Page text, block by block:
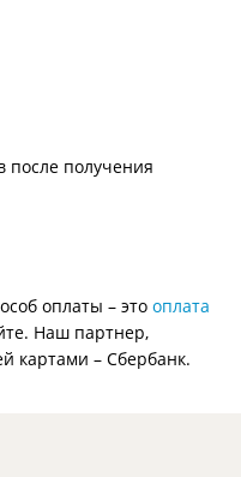
после получения
оплаты – это оплата
Наш партнер,
картами – Сбербанк.